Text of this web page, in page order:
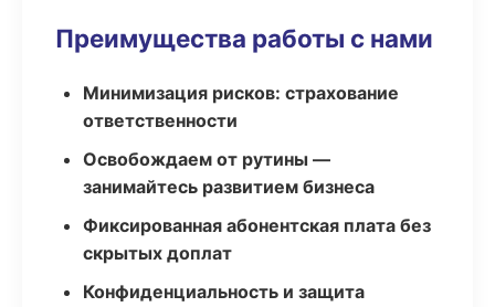
Преимущества работы с нами
Минимизация рисков: страхование
ответственности
Освобождаем от рутины —
занимайтесь развитием бизнеса
Фиксированная абонентская плата без
скрытых доплат
Конфиденциальность и защита